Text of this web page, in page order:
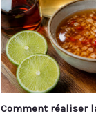
Comment réaliser